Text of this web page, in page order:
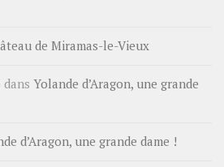
de Miramas-le-Vieux
dans Yolande d’Aragon, une grande
d’Aragon, une grande dame !